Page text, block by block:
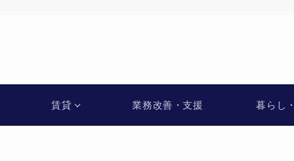
賃貸 業務改善・支援 暮らし